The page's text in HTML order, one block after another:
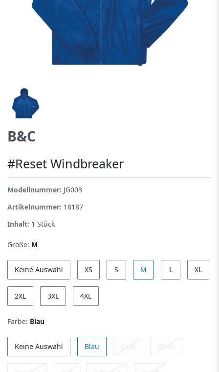
B&C
#Reset Windbreaker
Modellnummer: JG003
Artikelnummer: 18187
Inhalt: 1 Stück
Größe: M
Keine Auswahl XS S M L XL
2XL 3XL 4XL
Farbe: Blau
Keine Auswahl Blau Gelb Grün